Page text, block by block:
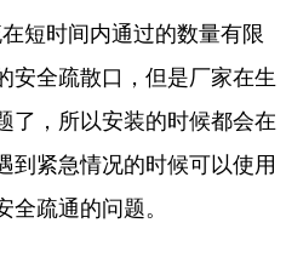
短时间内通过的数量有限
安全疏散口，但是厂家在生
了，所以安装的时候都会在
到紧急情况的时候可以使用
疏通的问题。